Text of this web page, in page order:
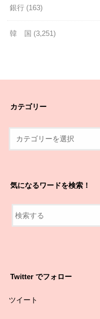
銀行 (163)
韓 国 (3,251)
カテゴリー
気になるワードを検索！
Twitter でフォロー
ツイート